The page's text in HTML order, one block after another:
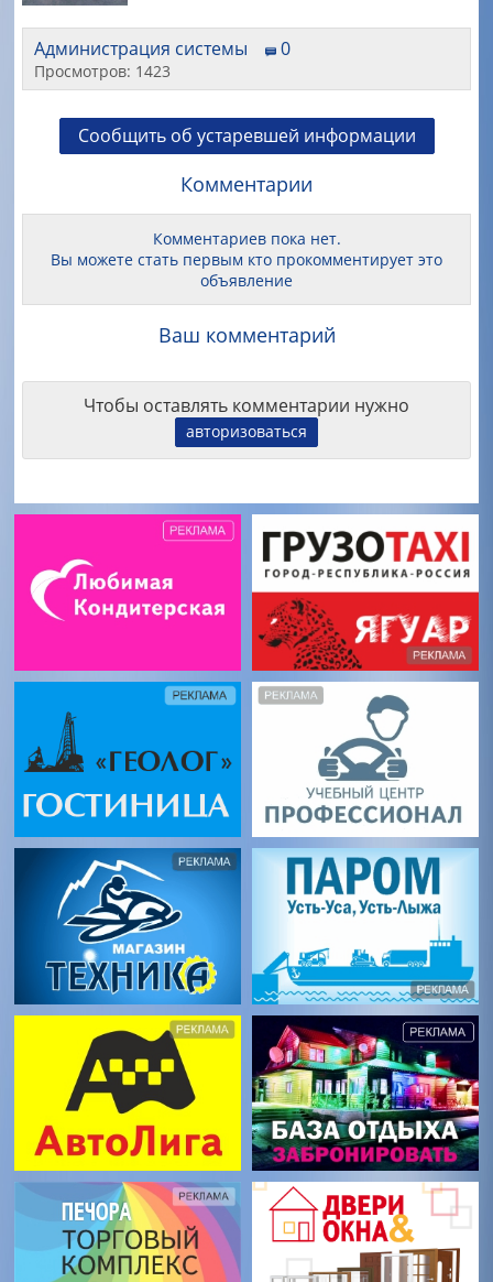
Администрация системы 0
Просмотров: 1423
Сообщить об устаревшей информации
Комментарии
Комментариев пока нет.
Вы можете стать первым кто прокомментирует это
объявление
Ваш комментарий
Чтобы оставлять комментарии нужно
авторизоваться